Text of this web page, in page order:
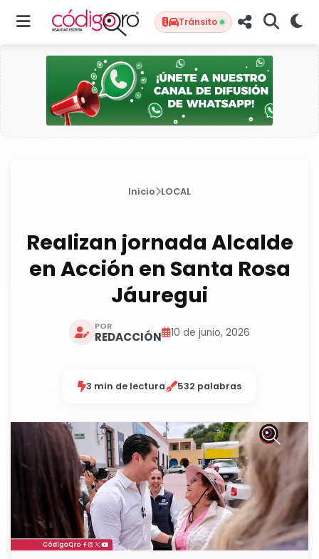
Tránsito
Inicio LOCAL
Realizan jornada Alcalde
en Acción en Santa Rosa
Jáuregui
POR
REDACCIÓN 10 de junio, 2026
3 min de lectura 532 palabras